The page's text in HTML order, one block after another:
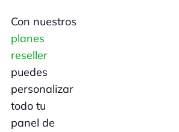
Con nuestros
planes
reseller
puedes
personalizar
todo tu
panel de